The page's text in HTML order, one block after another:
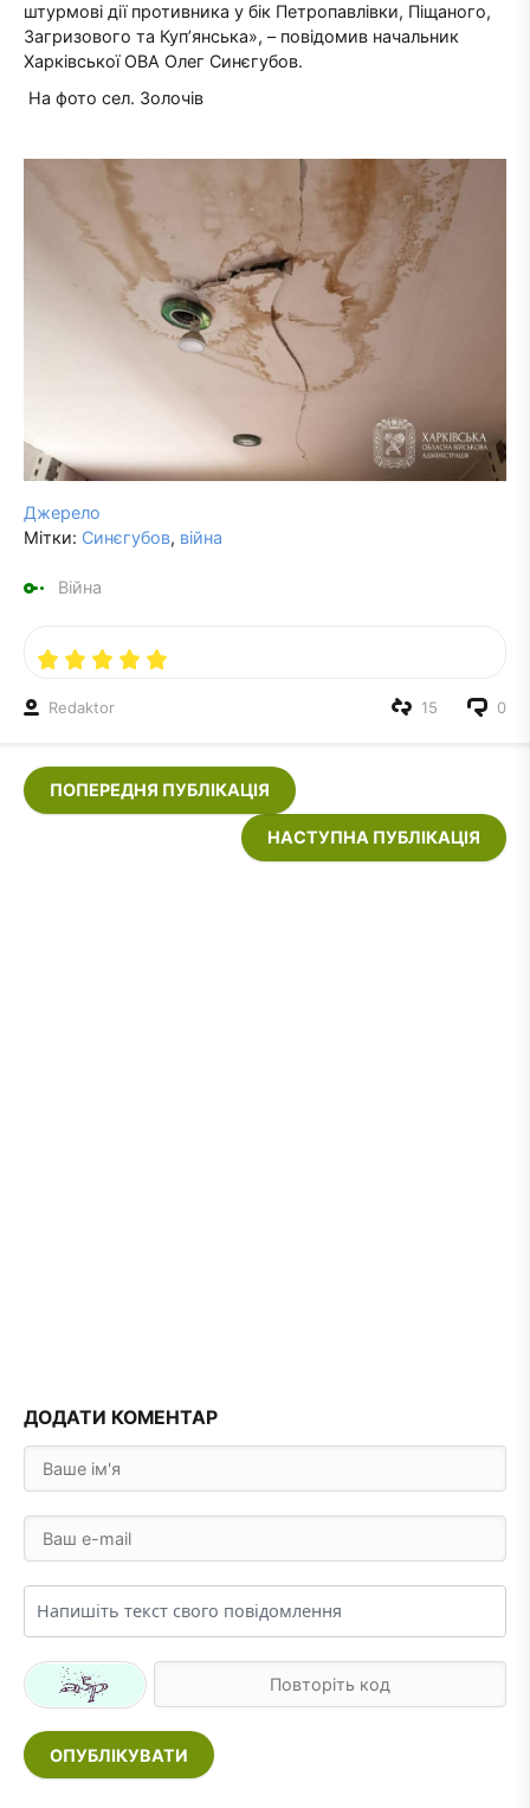
штурмові дії противника у бік Петропавлівки, Піщаного,
Загризового та Куп’янська», – повідомив начальник
Харківської ОВА Олег Синєгубов.
На фото сел. Золочів
Джерело
Мітки: Синєгубов, війна
Війна
Redaktor 0
15
ПОПЕРЕДНЯ ПУБЛІКАЦІЯ
НАСТУПНА ПУБЛІКАЦІЯ
ДОДАТИ КОМЕНТАР
ОПУБЛІКУВАТИ